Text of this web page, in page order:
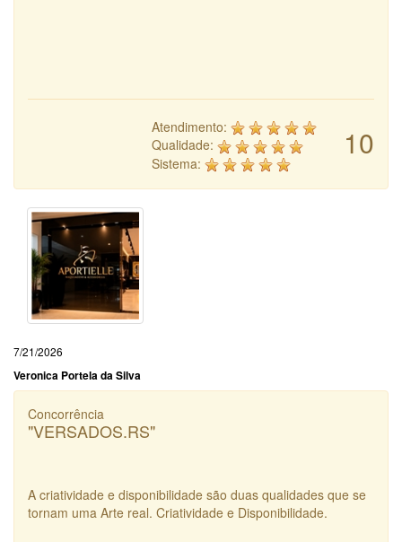
10
Atendimento:
Qualidade:
Sistema:
7/21/2026
Veronica Portela da Silva
Concorrência
"VERSADOS.RS"
A criatividade e disponibilidade são duas qualidades que se
tornam uma Arte real. Criatividade e Disponibilidade.